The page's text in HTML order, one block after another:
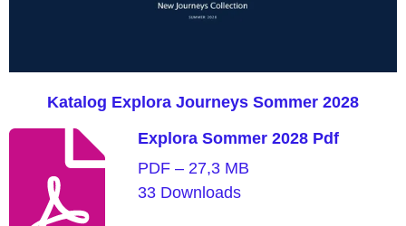
Katalog Explora Journeys Sommer 2028
Explora Sommer 2028 Pdf
PDF – 27,3 MB
33 Downloads